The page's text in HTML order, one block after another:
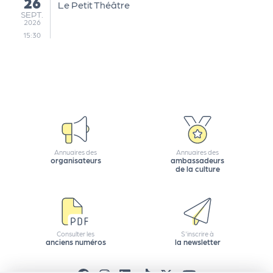
SEPTEMBRE
SEPT.
2026
15:30
Le Petit Théâtre
Annuaires des
organisateurs
Annuaires des
ambassadeurs
de la culture
Consulter les
anciens numéros
S'inscrire à
la newsletter
e
tt
e